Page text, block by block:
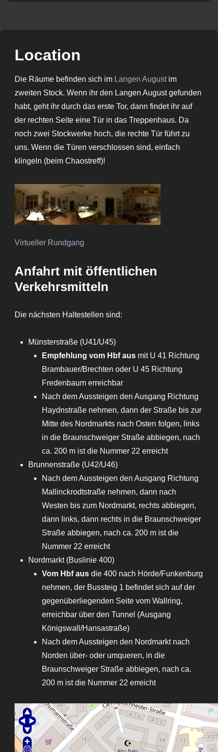
Location
Die Räume befinden sich im Langen Augustim
zweiten Stock. Wenn ihr den Langen August gefunden
habt, geht ihr durch das erste Tor, dann findet ihr auf
der rechten Seite eine Tür in das Treppenhaus. Da
noch zwei Stockwerke hoch, die rechte Tür führt zu
uns. Wenn die Türen verschlossen sind, einfach
klingeln (beim Chaostreff)!
Virtueller Rundgang
Anfahrt mit öffentlichen
Verkehrsmitteln
Die nächsten Haltestellen sind:
Münsterstraße (U41/U45)
Empfehlung vom Hbf aus mit U 41 Richtung
Brambauer/Brechten oder U 45 Richtung
Fredenbaum erreichbar
Nach dem Aussteigen den Ausgang Richtung
Haydnstraße nehmen, dann der Straße bis zur
Mitte des Nordmarkts nach Osten folgen, links
in die Braunschweiger Straße abbiegen, nach
ca. 200 m ist die Nummer 22 erreicht
Brunnenstraße (U42/U46)
Nach dem Aussteigen den Ausgang Richtung
Mallinckrodtstraße nehmen, dann nach
Westen bis zum Nordmarkt, rechts abbiegen,
dann links, dann rechts in die Braunschweiger
Straße abbiegen, nach ca. 200 m ist die
Nummer 22 erreicht
Nordmarkt (Buslinie 400)
Vom Hbf aus die 400 nach Hörde/Funkenburg
nehmen, der Bussteig 1 befindet sich auf der
gegenüberliegenden Seite vom Wallring,
erreichbar über den Tunnel (Ausgang
Königswall/Hansastraße)
Nach dem Aussteigen den Nordmarkt nach
Norden über- oder umqueren, in die
Braunschweiger Straße abbiegen, nach ca.
200 m ist die Nummer 22 erreicht